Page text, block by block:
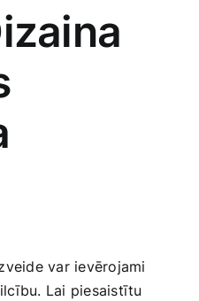
var ievērojami
Lai piesaistītu